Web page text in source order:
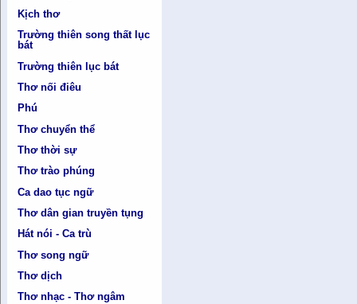
Kịch thơ
Trường thiên song thất lục
bát
Trường thiên lục bát
Thơ nối điêu
Phú
Thơ chuyển thể
Thơ thời sự
Thơ trào phúng
Ca dao tục ngữ
Thơ dân gian truyền tụng
Hát nói - Ca trù
Thơ song ngữ
Thơ dịch
Thơ nhạc - Thơ ngâm